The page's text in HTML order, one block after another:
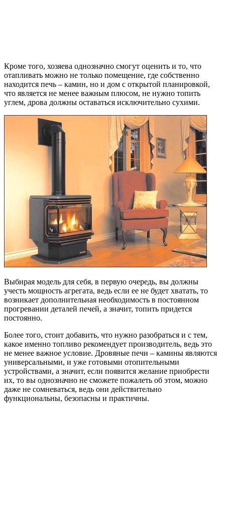
Кроме того, хозяева однозначно смогут оценить и то, что
отапливать можно не только помещение, где собственно
находится печь – камин, но и дом с открытой планировкой,
что является не менее важным плюсом, не нужно топить
углем, дрова должны оставаться исключительно сухими.
Выбирая модель для себя, в первую очередь, вы должны
учесть мощность агрегата, ведь если ее не будет хватать, то
возникает дополнительная необходимость в постоянном
прогревании деталей печей, а значит, топить придется
постоянно.
Более того, стоит добавить, что нужно разобраться и с тем,
какое именно топливо рекомендует производитель, ведь это
не менее важное условие. Дровяные печи – камины являются
универсальными, и уже готовыми отопительными
устройствами, а значит, если появится желание приобрести
их, то вы однозначно не сможете пожалеть об этом, можно
даже не сомневаться, ведь они действительно
функциональны, безопасны и практичны.